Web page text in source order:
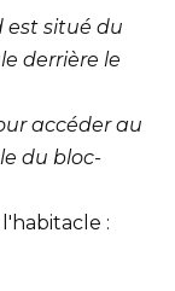
est situé du
derrière le
accéder au
du bloc-